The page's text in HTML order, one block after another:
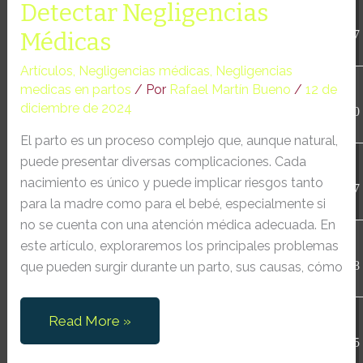
wp-conffq.php
146.66
KB
06:35:47
wp-config-sample.php
3.26
KB
2026-
04-20
09:22:10
wp-config.php
2.43
10:59:57
KB
12-15
14:16:18
wp-headre.php
06:09:25
Detectar Negligencias
Médicas
Artículos, Negligencias médicas, Negligencias
medicas en partos / Por Rafael Martín Bueno / 12 de
diciembre de 2024
El parto es un proceso complejo que, aunque natural,
puede presentar diversas complicaciones. Cada
nacimiento es único y puede implicar riesgos tanto
para la madre como para el bebé, especialmente si
no se cuenta con una atención médica adecuada. En
este artículo, exploraremos los principales problemas
que pueden surgir durante un parto, sus causas, cómo
Problemas
durante
Read More »